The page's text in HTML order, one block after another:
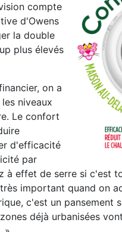
compte
d'Owens
la double
plus élevés
on a
niveaux
Le confort
d'efficacité
par
à effet de serre si c'est
important quand on
c'est un pansement
déjà urbanisées